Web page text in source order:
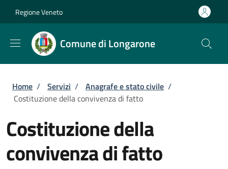
Regione Veneto
Comune di Longarone
Briciole di pane
Home / Servizi / Anagrafe e stato civile /
Costituzione della convivenza di fatto
Costituzione della
convivenza di fatto